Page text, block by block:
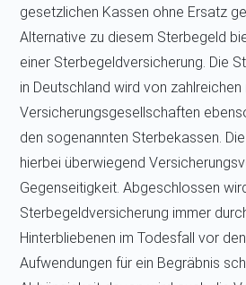
gesetzlichen Kassen ohne Ersatz
Alternative zu diesem Sterbegeld
einer Sterbegeldversicherung. Die
in Deutschland wird von zahlreichen
Versicherungsgesellschaften
den sogenannten Sterbekassen.
hierbei überwiegend
Gegenseitigkeit. Abgeschlossen
Sterbegeldversicherung immer
Hinterbliebenen im Todesfall vor
Aufwendungen für ein Begräbnis